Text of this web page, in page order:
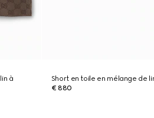
à
Short en toile en mélange de
€ 880